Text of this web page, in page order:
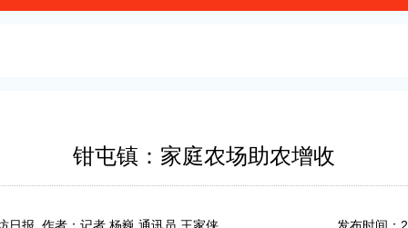
钳屯镇：家庭农场助农增收